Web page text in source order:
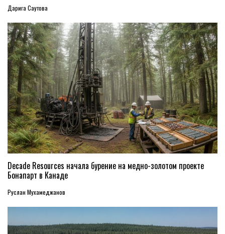
Дарига Саутова
Decade Resources начала бурение на медно-золотом проекте
Бонапарт в Канаде
Руслан Мухамеджанов